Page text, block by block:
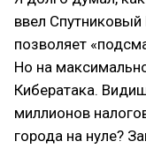
ввел
позволяет
Но на
Кибератака.
миллионов
города на нуле?